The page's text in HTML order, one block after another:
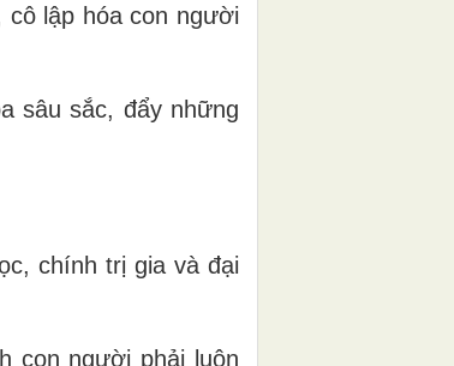
cô lập hóa con người
sâu sắc, đẩy những
chính trị gia và đại
con người phải luôn